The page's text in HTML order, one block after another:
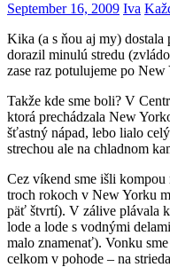
September 16, 2009 Iva
Kika (a s ňou aj my)
dorazil minulú stredu
zase raz potulujeme po
Takže kde sme boli? V
ktorá prechádzala New
šťastný nápad, lebo lialo
strechou ale na chladnom
Cez víkend sme išli kompou
troch rokoch v New Yorku
päť štvrtí). V zálive plávala
lode a lode s vodnými
malo znamenať). Vonku
celkom v pohode – na